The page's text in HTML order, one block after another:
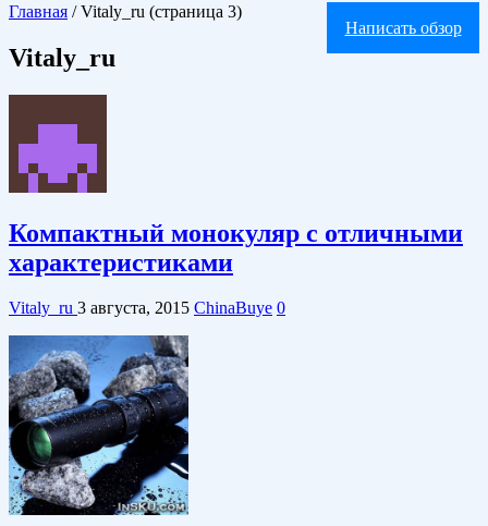
Написать обзор
Главная / Vitaly_ru (страница 3)
Vitaly_ru
Компактный монокуляр с отличными
характеристиками
Vitaly_ru 3 августа, 2015 ChinaBuye 0